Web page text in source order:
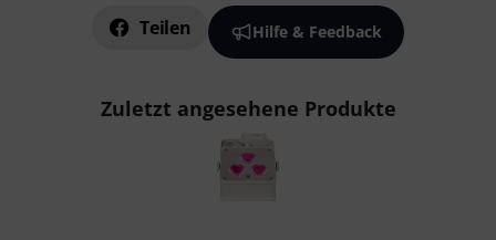
Teilen Hilfe & Feedback
Zuletzt angesehene Produkte